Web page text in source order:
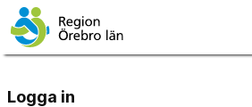
Logga in